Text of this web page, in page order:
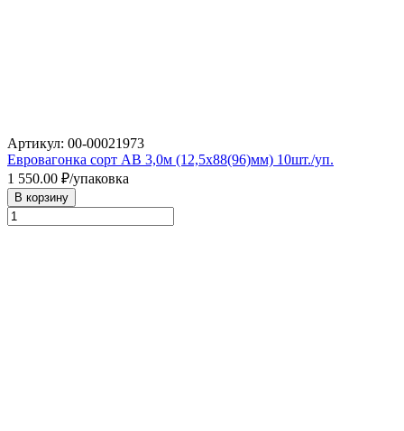
Артикул: 00-00021973
Евровагонка сорт АВ 3,0м (12,5х88(96)мм) 10шт./уп.
1 550.00 ₽/упаковка
В корзину